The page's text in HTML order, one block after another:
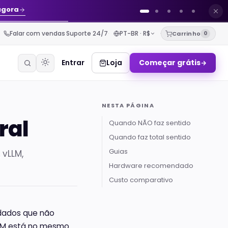
Falar com vendas·Suporte 24/7· PT-BR · R$ · Carrinho 0
Automação
Entrar Loja Começar grátis
que não
NESTA PÁGINA
Quando NÃO faz sentido
Quando faz total sentido
Guias
Hardware recomendado
Custo comparativo